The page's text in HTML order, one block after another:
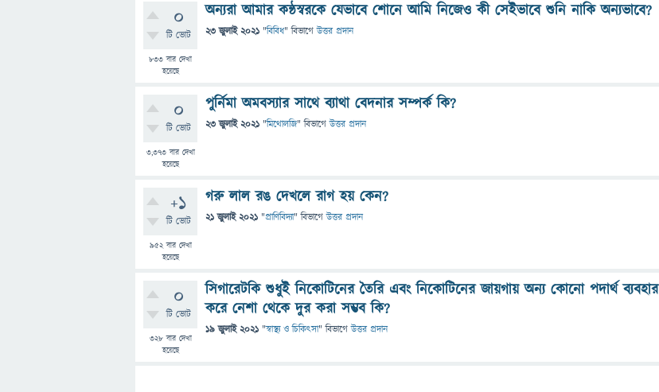
0
টি ভোট
833 বার দেখা
হয়েছে
অন্যরা আমার কন্ঠস্বরকে যেভাবে শোনে আমি নিজেও কী সেইভাবে শুনি নাকি অন্যভাবে?
23 জুলাই 2021 "বিবিধ" বিভাগে উত্তর প্রদান
0
টি ভোট
3,373বার দেখা
হয়েছে
পুর্নিমা অমবস্যার সাথে ব্যাথা বেদনার সম্পর্ক কি?
23 জুলাই 2021 "মিথোলজি" বিভাগে উত্তর প্রদান
+1
টি ভোট
952বার দেখা
হয়েছে
গরু লাল রঙ দেখলে রাগ হয় কেন?
21 জুলাই 2021 "প্রাণিবিদ্যা" বিভাগে উত্তর প্রদান
0
টি ভোট
328বার দেখা
হয়েছে
সিগারেটকি শুধুই নিকোটিনের তৈরি এবং নিকোটিনের জায়গায় অন্য কোনো পদার্থ ব্যবহার
করে নেশা থেকে দুর করা সম্ভব কি?
19 জুলাই 2021 "স্বাস্থ্য ও চিকিৎসা" বিভাগে উত্তর প্রদান